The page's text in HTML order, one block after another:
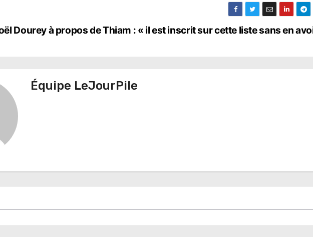
Dourey à propos de Thiam : « il est inscrit sur cette liste sans en
Équipe LeJourPile